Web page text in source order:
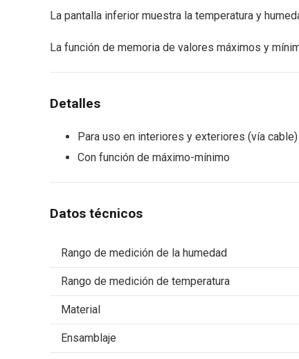
La pantalla inferior muestra la temperatura y
La función de memoria de valores máximos y
Detalles
Para uso en interiores y exteriores (vía cable)
Con función de máximo-mínimo
Datos técnicos
Rango de medición de la humedad
Rango de medición de temperatura
Material
Ensamblaje